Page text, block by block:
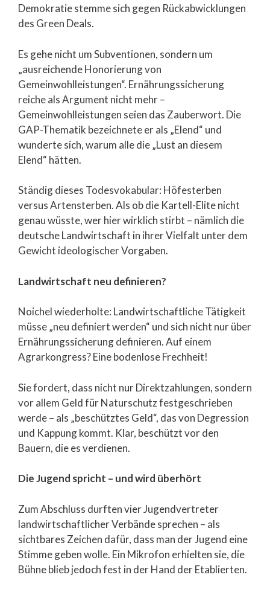
Demokratie stemme sich gegen Rückabwicklungen
des Green Deals.
Es gehe nicht um Subventionen, sondern um
„ausreichende Honorierung von
Gemeinwohlleistungen“. Ernährungssicherung
reiche als Argument nicht mehr –
Gemeinwohlleistungen seien das Zauberwort. Die
GAP-Thematik bezeichnete er als „Elend“ und
wunderte sich, warum alle die „Lust an diesem
Elend“ hätten.
Ständig dieses Todesvokabular: Höfesterben
versus Artensterben. Als ob die Kartell-Elite nicht
genau wüsste, wer hier wirklich stirbt – nämlich die
deutsche Landwirtschaft in ihrer Vielfalt unter dem
Gewicht ideologischer Vorgaben.
Landwirtschaft neu definieren?
Noichel wiederholte: Landwirtschaftliche Tätigkeit
müsse „neu definiert werden“ und sich nicht nur über
Ernährungssicherung definieren. Auf einem
Agrarkongress? Eine bodenlose Frechheit!
Sie fordert, dass nicht nur Direktzahlungen, sondern
vor allem Geld für Naturschutz festgeschrieben
werde – als „beschütztes Geld“, das von Degression
und Kappung kommt. Klar, beschützt vor den
Bauern, die es verdienen.
Die Jugend spricht – und wird überhört
Zum Abschluss durften vier Jugendvertreter
landwirtschaftlicher Verbände sprechen – als
sichtbares Zeichen dafür, dass man der Jugend eine
Stimme geben wolle. Ein Mikrofon erhielten sie, die
Bühne blieb jedoch fest in der Hand der Etablierten.